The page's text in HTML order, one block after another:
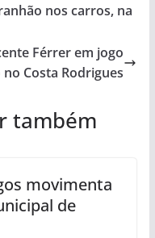
nos carros, na
Férrer em jogo
Costa Rodrigues
também
movimenta
de